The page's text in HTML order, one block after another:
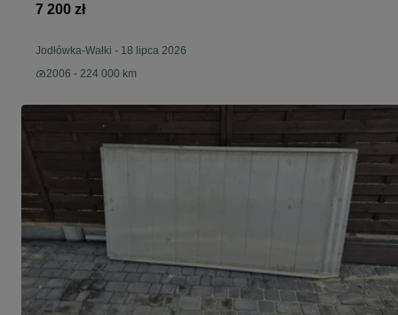
7 200 zł
Jodłówka-Wałki - 18 lipca 2026
2006 - 224 000 km